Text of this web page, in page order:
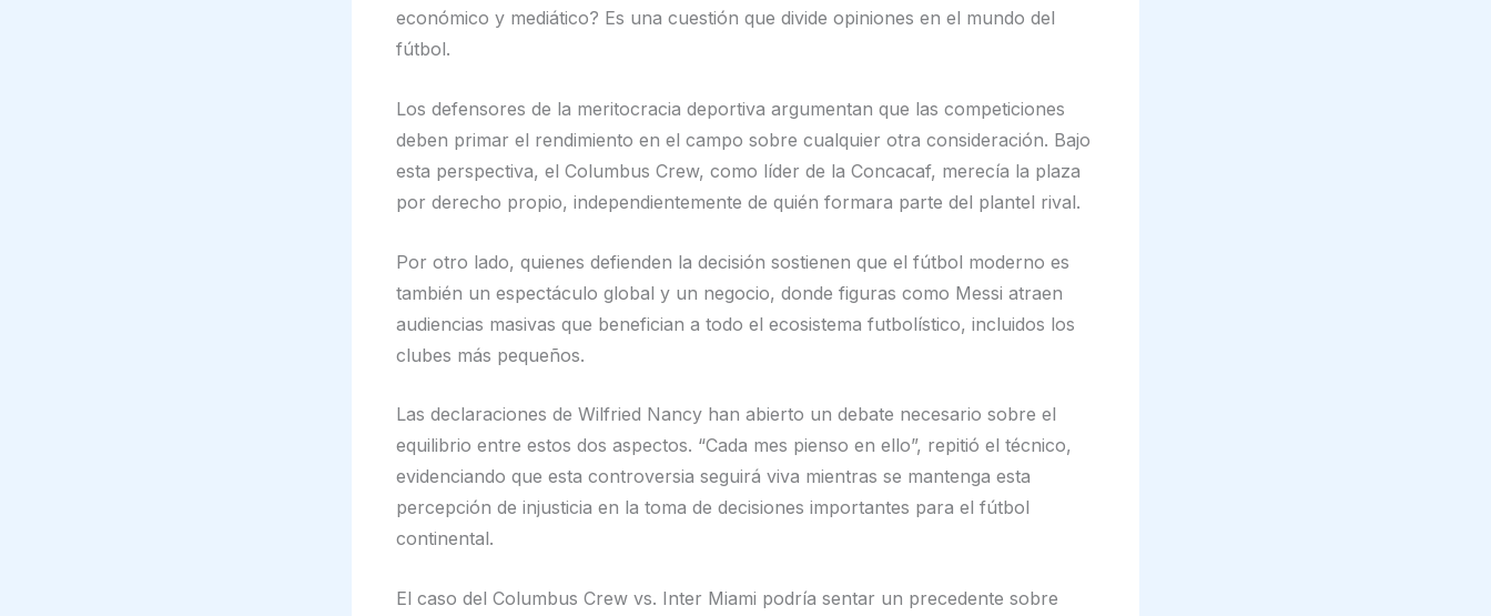
económico y mediático? Es una cuestión que divide opiniones en el mundo del
fútbol.
Los defensores de la meritocracia deportiva argumentan que las competiciones
deben primar el rendimiento en el campo sobre cualquier otra consideración. Bajo
esta perspectiva, el Columbus Crew, como líder de la Concacaf, merecía la plaza
por derecho propio, independientemente de quién formara parte del plantel rival.
Por otro lado, quienes defienden la decisión sostienen que el fútbol moderno es
también un espectáculo global y un negocio, donde figuras como Messi atraen
audiencias masivas que benefician a todo el ecosistema futbolístico, incluidos los
clubes más pequeños.
Las declaraciones de Wilfried Nancy han abierto un debate necesario sobre el
equilibrio entre estos dos aspectos. “Cada mes pienso en ello”, repitió el técnico,
evidenciando que esta controversia seguirá viva mientras se mantenga esta
percepción de injusticia en la toma de decisiones importantes para el fútbol
continental.
El caso del Columbus Crew vs. Inter Miami podría sentar un precedente sobre